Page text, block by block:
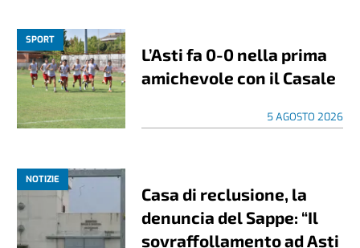
SPORT
L’Asti fa 0-0 nella prima
amichevole con il Casale
5 AGOSTO 2026
NOTIZIE
Casa di reclusione, la
denuncia del Sappe: “Il
sovraffollamento ad Asti